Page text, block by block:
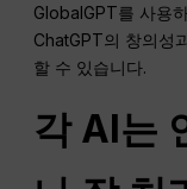
GlobalGPT를 사용
ChatGPT의 창의성
할 수 있습니다.
각 AI는